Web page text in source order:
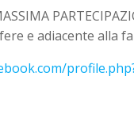
e adiacente alla